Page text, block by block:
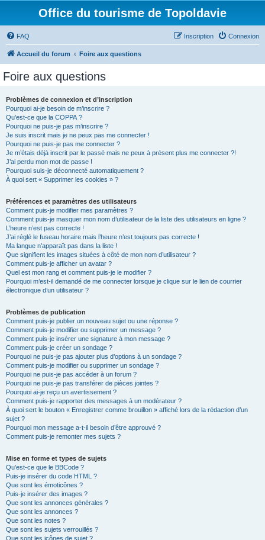
Office du tourisme de Topoldavie
FAQ Connexion
Inscription
Accueil du forum Foire aux questions
Foire aux questions
Problèmes de connexion et d’inscription
Pourquoi ai-je besoin de m’inscrire ?
Qu’est-ce que la COPPA ?
Pourquoi ne puis-je pas m’inscrire ?
Je suis inscrit mais je ne peux pas me connecter !
Pourquoi ne puis-je pas me connecter ?
Je m’étais déjà inscrit par le passé mais ne peux à présent plus me connecter ?!
J’ai perdu mon mot de passe !
Pourquoi suis-je déconnecté automatiquement ?
À quoi sert « Supprimer les cookies » ?
Préférences et paramètres des utilisateurs
Comment puis-je modifier mes paramètres ?
Comment puis-je masquer mon nom d’utilisateur de la liste des utilisateurs en ligne ?
L’heure n’est pas correcte !
J’ai réglé le fuseau horaire mais l’heure n’est toujours pas correcte !
Ma langue n’apparaît pas dans la liste !
Que signifient les images situées à côté de mon nom d’utilisateur ?
Comment puis-je afficher un avatar ?
Quel est mon rang et comment puis-je le modifier ?
Pourquoi m’est-il demandé de me connecter lorsque je clique sur le lien de courrier
électronique d’un utilisateur ?
Problèmes de publication
Comment puis-je publier un nouveau sujet ou une réponse ?
Comment puis-je modifier ou supprimer un message ?
Comment puis-je insérer une signature à mon message ?
Comment puis-je créer un sondage ?
Pourquoi ne puis-je pas ajouter plus d’options à un sondage ?
Comment puis-je modifier ou supprimer un sondage ?
Pourquoi ne puis-je pas accéder à un forum ?
Pourquoi ne puis-je pas transférer de pièces jointes ?
Pourquoi ai-je reçu un avertissement ?
Comment puis-je rapporter des messages à un modérateur ?
À quoi sert le bouton « Enregistrer comme brouillon » affiché lors de la rédaction d’un
sujet ?
Pourquoi mon message a-t-il besoin d’être approuvé ?
Comment puis-je remonter mes sujets ?
Mise en forme et types de sujets
Qu’est-ce que le BBCode ?
Puis-je insérer du code HTML ?
Que sont les émoticônes ?
Puis-je insérer des images ?
Que sont les annonces générales ?
Que sont les annonces ?
Que sont les notes ?
Que sont les sujets verrouillés ?
Que sont les icônes de sujet ?